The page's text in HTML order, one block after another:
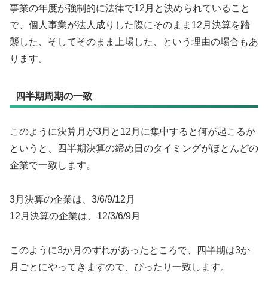
事業の年度が強制的に法律で12月と決められていること
で、個人事業が法人成りした際にそのまま12月決算を踏
襲した、そしてそのまま上場した、という理由の場合もあ
ります。
四半期周期の一致
このように決算月が3月と12月に集中すると何が起こるか
というと、四半期決算の締め日のタイミングがほとんどの
企業で一致します。
3月決算の企業は、3/6/9/12月
12月決算の企業は、12/3/6/9月
このように3か月のずれがあったところで、四半期は3か
月ごとにやってきますので、ぴったり一致します。